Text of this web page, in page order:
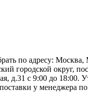
по адресу:
городской округ,
д.31 с 9:00 до 18:00.
у менеджера